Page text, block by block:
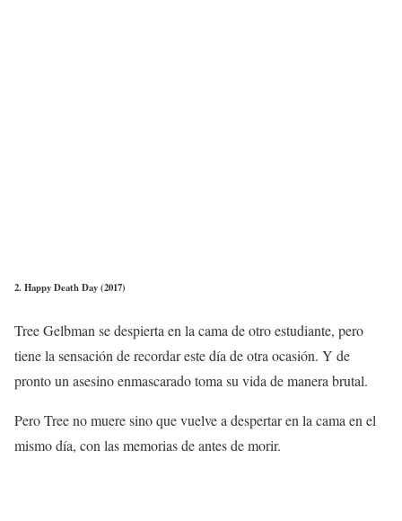
2. Happy Death Day (2017)
Tree Gelbman se despierta en la cama de otro estudiante, pero
tiene la sensación de recordar este día de otra ocasión. Y de
pronto un asesino enmascarado toma su vida de manera brutal.
Pero Tree no muere sino que vuelve a despertar en la cama en el
mismo día, con las memorias de antes de morir.